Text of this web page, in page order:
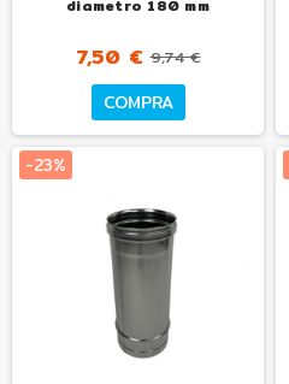
diametro 180 mm
7,50 € 9,74 €
COMPRA
-23%